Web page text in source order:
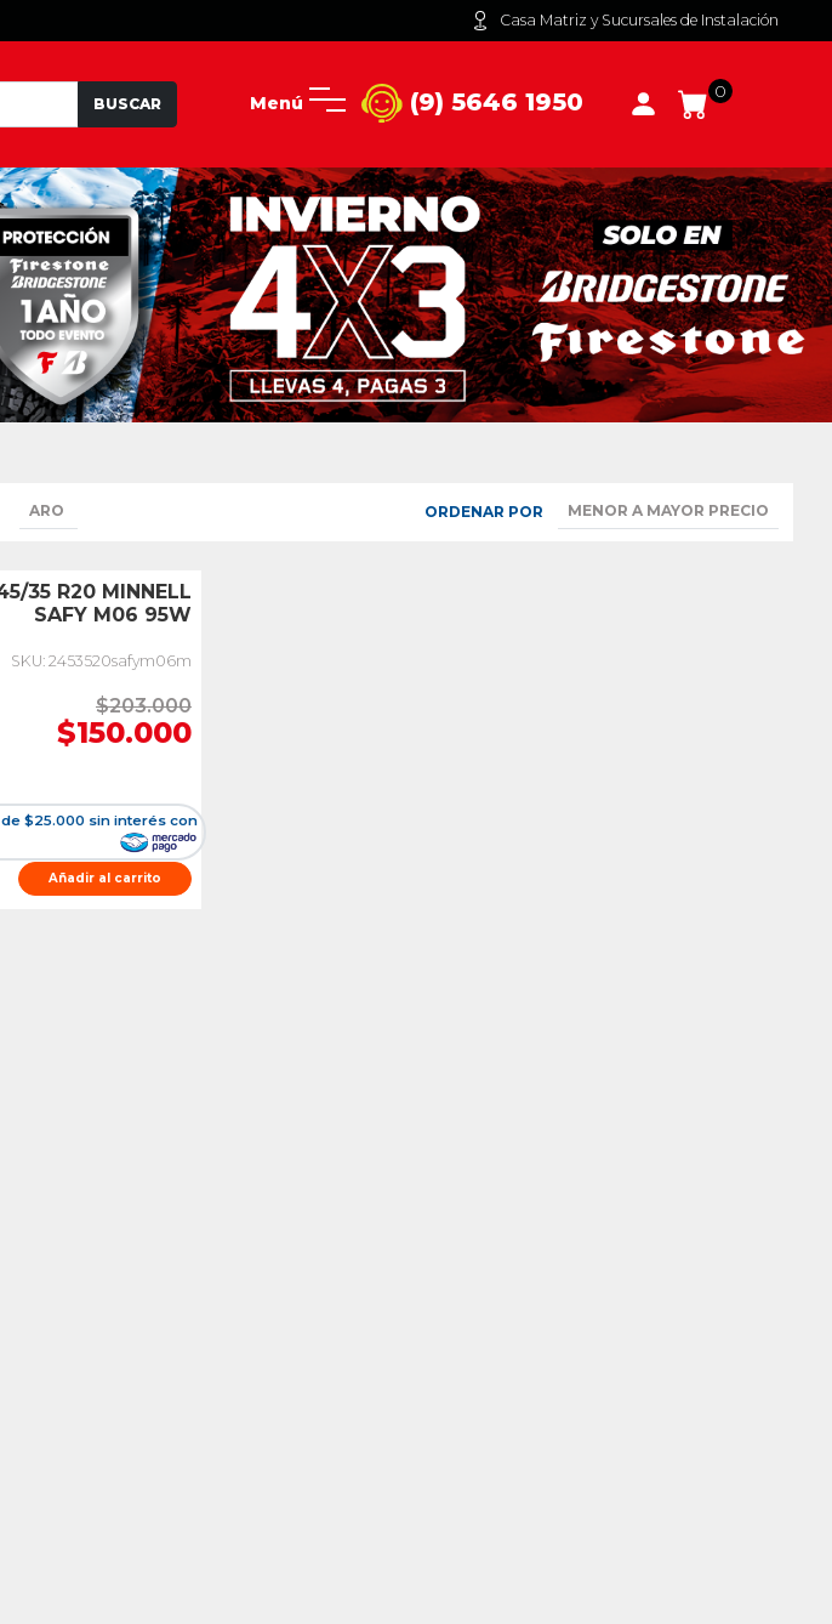
Casa Matriz y Sucursales de Instalación
BUSCAR Menú (9) 5646 1950 0
ORDENAR POR
35 R20 MINNELL
SAFY M06 95W
SKU: 2453520safym06m
$203.000
$150.000
de $25.000 sin interés con
Añadir al carrito